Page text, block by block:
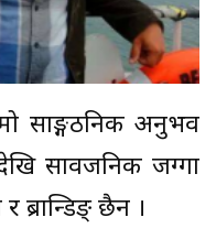
साङ्गठनिक अनुभव
सार्वजनिक जग्गा
ब्रान्डिङ् छैन ।